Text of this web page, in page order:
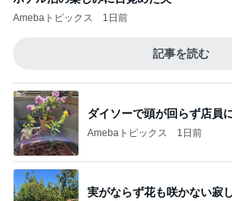
Amebaトピックス 1日前
記事を読む
ダイソーで頭が回らず店員
Amebaトピックス 1日前
実がならず花も咲かない寂